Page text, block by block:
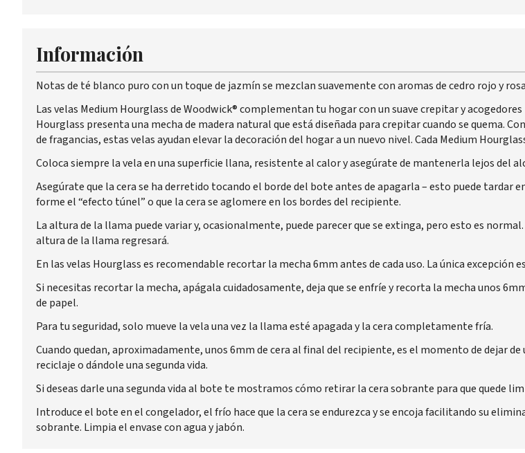
Información
Notas de té blanco puro con un toque de jazmín se mezclan suavemente con aromas de cedro rojo y
Las velas Medium Hourglass de Woodwick® complementan tu hogar con un suave crepitar y
Hourglass presenta una mecha de madera natural que está diseñada para crepitar cuando se quema.
de fragancias, estas velas ayudan elevar la decoración del hogar a un nuevo nivel. Cada Medium
Coloca siempre la vela en una superficie llana, resistente al calor y asegúrate de mantenerla lejos del
Asegúrate que la cera se ha derretido tocando el borde del bote antes de apagarla – esto puede tardar
forme el “efecto túnel” o que la cera se aglomere en los bordes del recipiente.
La altura de la llama puede variar y, ocasionalmente, puede parecer que se extinga, pero esto es
altura de la llama regresará.
En las velas Hourglass es recomendable recortar la mecha 6mm antes de cada uso. La única excepción
Si necesitas recortar la mecha, apágala cuidadosamente, deja que se enfríe y recorta la mecha unos
de papel.
Para tu seguridad, solo mueve la vela una vez la llama esté apagada y la cera completamente fría.
Cuando quedan, aproximadamente, unos 6mm de cera al final del recipiente, es el momento de dejar
reciclaje o dándole una segunda vida.
Si deseas darle una segunda vida al bote te mostramos cómo retirar la cera sobrante para que quede
Introduce el bote en el congelador, el frío hace que la cera se endurezca y se encoja facilitando su
sobrante. Limpia el envase con agua y jabón.